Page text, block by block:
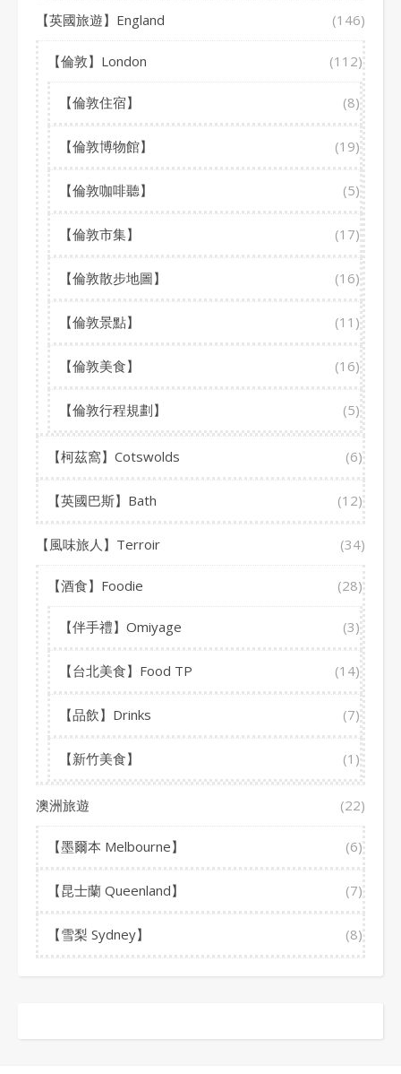
【英國旅遊】England (146)
【倫敦】London (112)
【倫敦住宿】 (8)
【倫敦博物館】 (19)
【倫敦咖啡聽】 (5)
【倫敦市集】 (17)
【倫敦散步地圖】 (16)
【倫敦景點】 (11)
【倫敦美食】 (16)
【倫敦行程規劃】 (5)
【柯茲窩】Cotswolds (6)
【英國巴斯】Bath (12)
【風味旅人】Terroir (34)
【酒食】Foodie (28)
【伴手禮】Omiyage (3)
【台北美食】Food TP (14)
【品飲】Drinks (7)
【新竹美食】 (1)
澳洲旅遊 (22)
【墨爾本 Melbourne】 (6)
【昆士蘭 Queenland】 (7)
【雪梨 Sydney】 (8)